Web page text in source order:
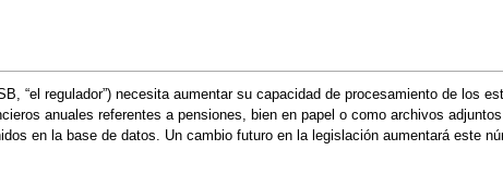
“el regulador”) necesita aumentar su capacidad de procesamiento de los
anuales referentes a pensiones, bien en papel o como archivos
en la base de datos. Un cambio futuro en la legislación aumentará este